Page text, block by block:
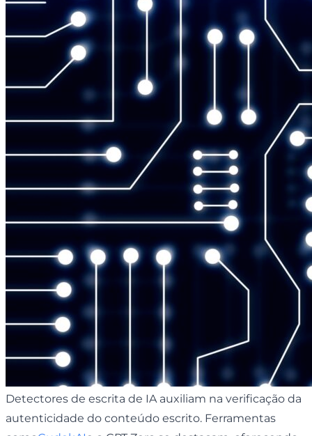
Detectores de escrita de IA auxiliam na verificação da
autenticidade do conteúdo escrito. Ferramentas